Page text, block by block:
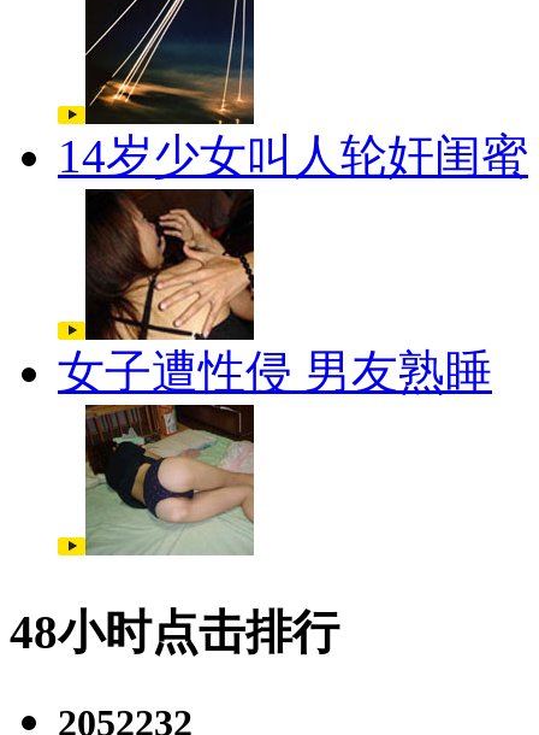
14岁少女叫人轮奸闺蜜
女子遭性侵 男友熟睡
48小时点击排行
2052232